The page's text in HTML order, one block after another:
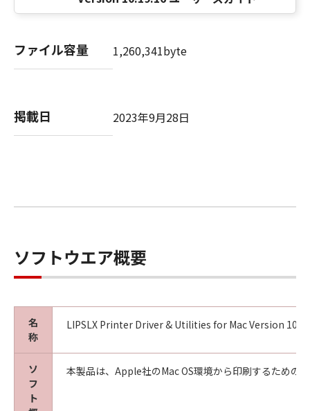
ウェア」を合理的な範囲において複製すること
ができます。但し、お客様は、かかるバックア
ップコピーに「許諾ソフトウェア」に含まれて
(3)
本契約に明示的に定める場合を除き、お客様
ミング言語へ変換することはできません。ま
(4)
本契約に明示的に定める場合を除き、お客様
渡、販売、頒布、賃貸、リースもしくは貸与す
ること、または複製もしくは翻訳することはで
きません。また、第三者にこのような行為をさ
せてはなりません。
(5)
お客様は、「許諾ソフトウェア」を、各種法令
等に違反する行為または公序良俗に反する行為
ファイル容量 1,260,341byte
掲載日 2023年9月28日
ソフトウエア概要
名
称
LIPSLX Printer Driver & Utilities for Mac Version
ソ
フ
ト
本製品は、Apple社のMac OS環境から印刷するための